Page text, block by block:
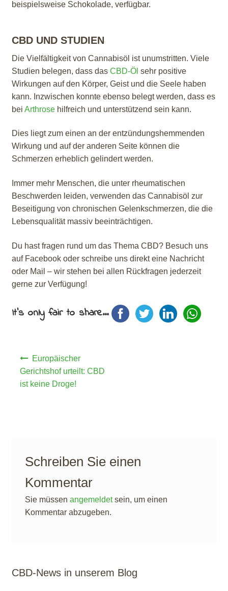
beispielsweise Schokolade, verfügbar.
CBD UND STUDIEN
Die Vielfältigkeit von Cannabisöl ist unumstritten. Viele
Studien belegen, dass das CBD-Öl sehr positive
Wirkungen auf den Körper, Geist und die Seele haben
kann. Inzwischen konnte ebenso belegt werden, dass es
bei Arthrosehilfreich und unterstützend sein kann.
Dies liegt zum einen an der entzündungshemmenden
Wirkung und auf der anderen Seite können die
Schmerzen erheblich gelindert werden.
Immer mehr Menschen, die unter rheumatischen
Beschwerden leiden, verwenden das Cannabisöl zur
Beseitigung von chronischen Gelenkschmerzen, die die
Lebensqualität massiv beeinträchtigen.
Du hast fragen rund um das Thema CBD? Besuch uns
auf Facebook oder schreibe uns direkt eine Nachricht
oder Mail – wir stehen bei allen Rückfragen jederzeit
gerne zur Verfügung!
It's only fair to share...
Beitragsnavigation
Europäischer
Gerichtshof urteilt: CBD
ist keine Droge!
Schreiben Sie einen
Kommentar
Sie müssen angemeldetsein, um einen
Kommentar abzugeben.
CBD-News in unserem Blog